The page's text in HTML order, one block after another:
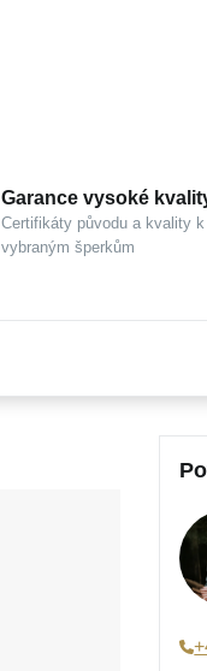
Garance vysoké
Certifikáty původu a kvality k
vybraným šperkům